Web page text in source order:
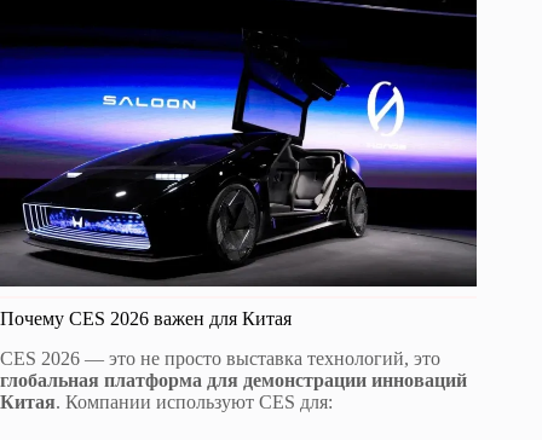
Почему CES 2026 важен для Китая
CES 2026 — это не просто выставка технологий, это
глобальная платформа для демонстрации инноваций
Китая. Компании используют CES для: